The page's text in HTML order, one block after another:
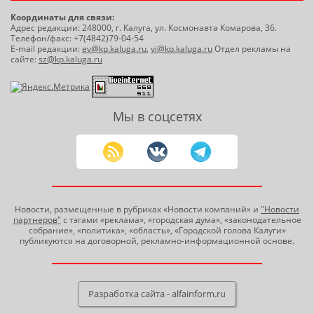
Координаты для связи:
Адрес редакции: 248000, г. Калуга, ул. Космонавта Комарова, 36.
Телефон/факс: +7(4842)79-04-54
E-mail редакции:ev@kp.kaluga.ru, vi@kp.kaluga.ruОтдел рекламы на
сайте:sz@kp.kaluga.ru
Мы в соцсетях
Новости, размещенные в рубриках «Новости компаний» и "Новости
партнеров" с тэгами «реклама», «городская дума», «законодательное
собрание», «политика», «область», «Городской голова Калуги»
публикуются на договорной, рекламно-информационной основе.
Разработка сайта - alfainform.ru